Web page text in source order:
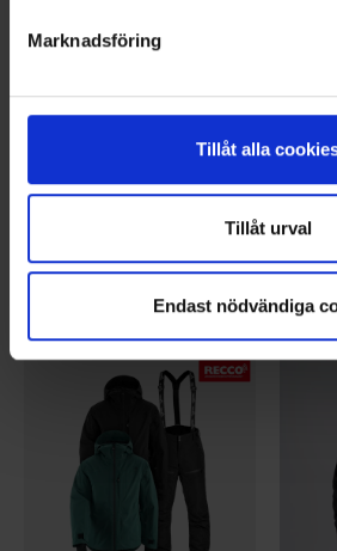
Marknadsföring
Tillåt alla
Tillåt urval
Endast nödvändiga
Herren Skihose Livigno WP
High Mountain
99 €
Herren
High
129